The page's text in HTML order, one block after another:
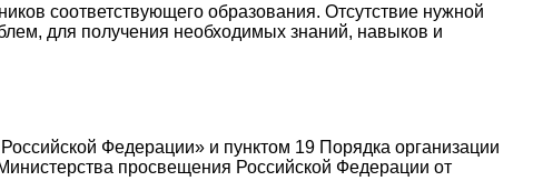
соответствующего образования. Отсутствие нужной
для получения необходимых знаний, навыков и
Федерации» и пунктом 19 Порядка организации
просвещения Российской Федерации от